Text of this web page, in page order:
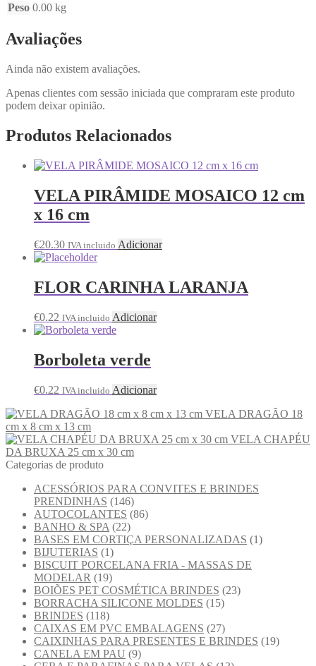
Peso 0.00 kg
Avaliações
Ainda não existem avaliações.
Apenas clientes com sessão iniciada que compraram este produto
podem deixar opinião.
Produtos Relacionados
VELA PIRÂMIDE MOSAICO 12 cm
x 16 cm
€20.30 IVA incluido Adicionar
FLOR CARINHA LARANJA
€0.22 IVA incluido Adicionar
Borboleta verde
€0.22 IVA incluido Adicionar
VELA DRAGÃO 18
cm x 8 cm x 13 cm
VELA CHAPÉU
DA BRUXA 25 cm x 30 cm
Categorias de produto
ACESSÓRIOS PARA CONVITES E BRINDES
PRENDINHAS (146)
AUTOCOLANTES (86)
BANHO & SPA (22)
BASES EM CORTIÇA PERSONALIZADAS (1)
BIJUTERIAS (1)
BISCUIT PORCELANA FRIA - MASSAS DE
MODELAR (19)
BOIÕES PET COSMÉTICA BRINDES (23)
BORRACHA SILICONE MOLDES (15)
BRINDES (118)
CAIXAS EM PVC EMBALAGENS (27)
CAIXINHAS PARA PRESENTES E BRINDES (19)
CANELA EM PAU (9)